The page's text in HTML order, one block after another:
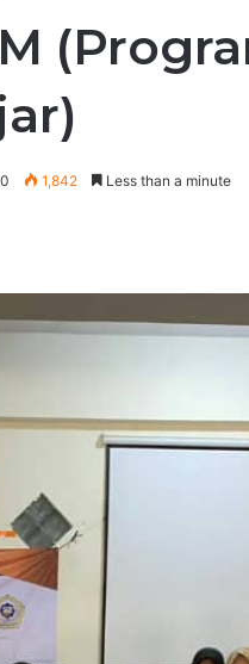
0 1,842 Less than a minute